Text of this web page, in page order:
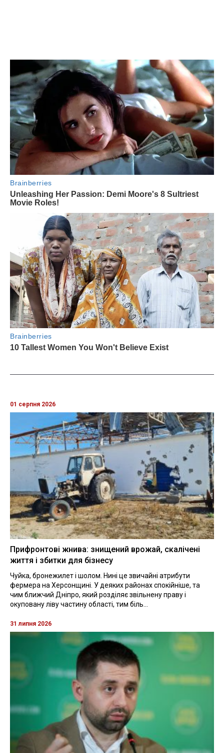
01 серпня 2026
Прифронтові жнива: знищений врожай, скалічені
життя і збитки для бізнесу
Чуйка, бронежилет і шолом. Нині це звичайні атрибути
фермера на Херсонщині. У деяких районах спокійніше, та
чим ближчий Дніпро, який розділяє звільнену праву і
окуповану ліву частину області, тим біль...
31 липня 2026